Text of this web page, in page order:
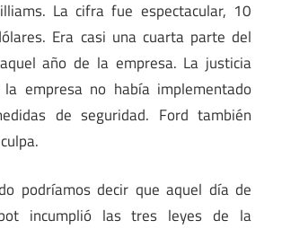
La cifra fue espectacular, 10
Era casi una cuarta parte del
año de la empresa. La justicia
la empresa no había implementado
de seguridad. Ford también
podríamos decir que aquel día de
incumplió las tres leyes de la